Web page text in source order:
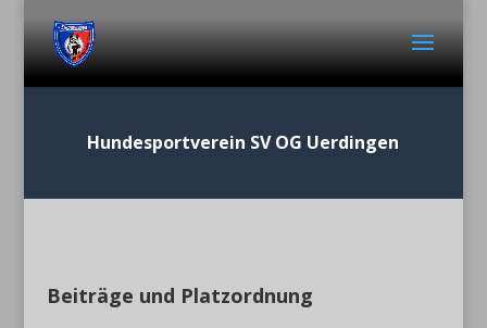
Hundesportverein SV OG Uerdingen
Beiträge und Platzordnung